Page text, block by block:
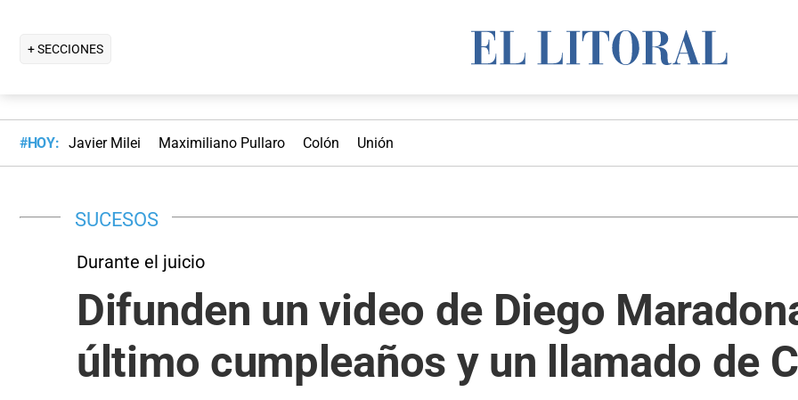
+ SECCIONES
#HOY: Javier Milei Maximiliano Pullaro Colón Unión
SUCESOS
Durante el juicio
Difunden un video de Diego
último cumpleaños y un llamado de